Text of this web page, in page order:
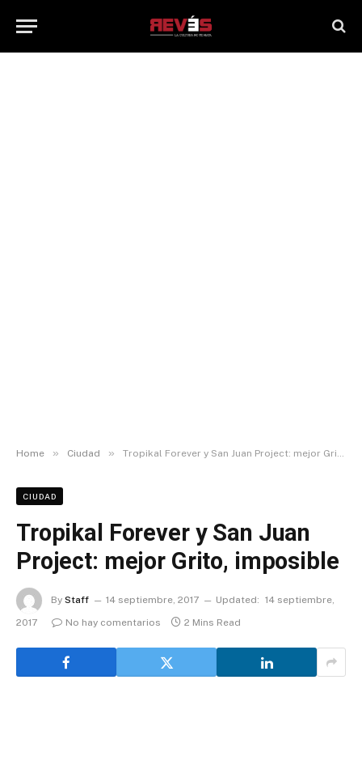
Home » Ciudad » Tropikal Forever y San Juan Project: mejor Grito, imposible
CIUDAD
Tropikal Forever y San Juan
Project: mejor Grito, imposible
By Staff 14 septiembre, 2017 Updated: 14 septiembre,
2017
No hay comentarios 2 Mins Read